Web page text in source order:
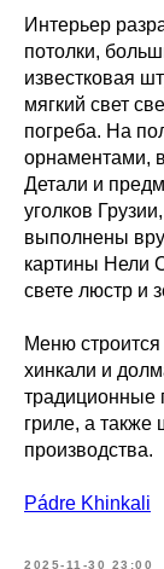
Интерьер
потолки,
известковая
мягкий свет
погреба. На
орнаментами,
Детали и
уголков
выполнены
картины Нели
свете люстр и
Меню
хинкали и
традиционные
гриле, а также
производства.
Pádre Khinkali
2025-11-30 23:00